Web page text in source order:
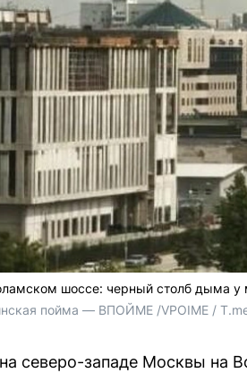
шоссе: черный столб дыма у
пойма — ВПОЙМЕ /VPOIME /
северо-западе Москвы на